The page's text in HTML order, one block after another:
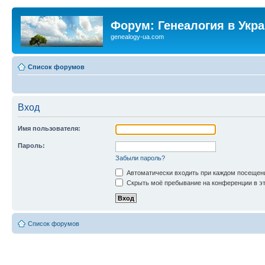
Форум: Генеалогия в
genealogy-ua.com
Список форумов
Вход
Имя пользователя:
Пароль:
Забыли пароль?
Автоматически входить при каждом
Скрыть моё пребывание на конференции в
Список форумов